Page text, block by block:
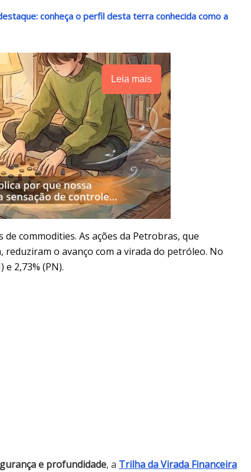
conheça o perfil desta terra conhecida como a
Leia mais
commodities. As ações da Petrobras, que
reduziram o avanço com a virada do petróleo. No
2,73% (PN).
e profundidade, a Trilha da Virada Financeira